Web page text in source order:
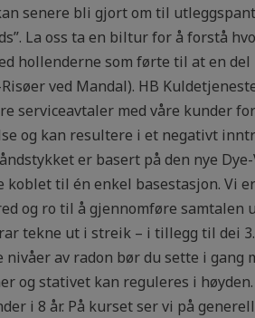
senere bli gjort om til
La oss ta en biltur for å forstå
hollenderne som førte til at en
ved Mandal). HB
serviceavtaler med våre kunder
og kan resultere i et negativt
er basert på den nye
til én enkel basestasjon. Vi
og ro til å gjennomføre
tekne ut i streik – i tillegg til dei
nivåer av radon bør du sette i
og stativet kan reguleres i
i 8 år. På kurset ser vi på